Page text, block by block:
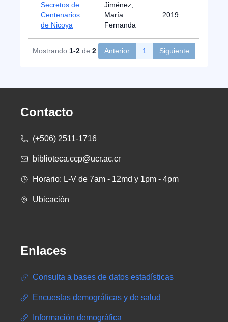
Secretos de
Centenarios
de Nicoya
Jiménez,
María
Fernanda
2019
Mostrando 1-2 de 2 Anterior 1 Siguiente
Contacto
(+506) 2511-1716
biblioteca.ccp@ucr.ac.cr
Horario: L-V de 7am - 12md y 1pm - 4pm
Ubicación
Enlaces
Consulta a bases de datos estadísticas
Encuestas demográficas y de salud
Información demográfica